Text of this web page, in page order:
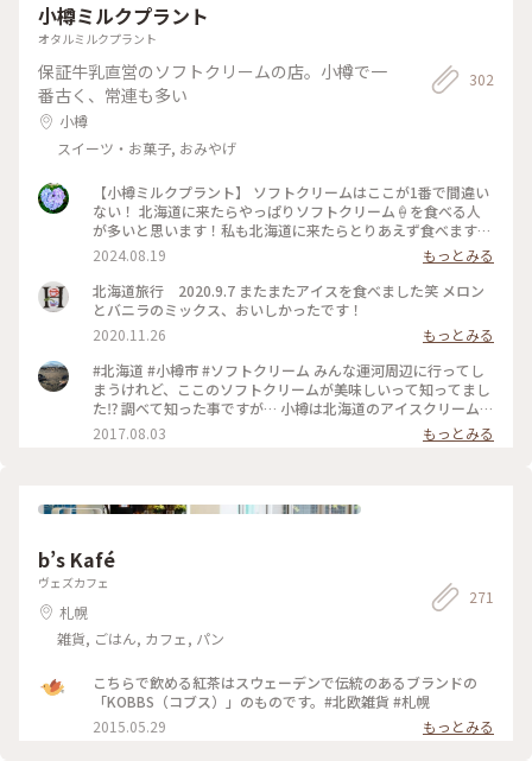
小樽ミルクプラント
オタルミルクプラント
保証牛乳直営のソフトクリームの店。小樽で一
番古く、常連も多い
小樽
スイーツ・お菓子, おみやげ
302
【小樽ミルクプラント】 ソフトクリームはここが1番で間違い
ない！ 北海道に来たらやっぱりソフトクリーム🍦を食べる人
が多いと思います！私も北海道に来たらとりあえず食べます
（笑） いろんなお店があって、運河沿いの堺町にはいろんな種
類のソフトクリーム🍦がありますが・・・！駅からは少し離れ
ているけれど！ここで食べてみてほしいです🙌 小樽ミルクプ
ラントは夏限定のソフトクリーム専門店！小樽市民は昔からこ
こでソフトクリームを食べるそう。舌のこえた小樽市民が言う
間違いなく美味しいソフトクリーム🍦ぜひ食べてほしい！！
私はやっぱり王道北海道ミルク味！他のお店よりレギュラーで
もちょっと背丈のあるソフトクリーム🍦コーンの中までしっか
り詰まってます！ソフトクリームの美味しさはもう「他のお店
のより美味しい」としか表せませんが、とりあえず美味しい笑
種類はものすごくたくさんあり、 【サイズ】 ・レギュラー ・
ョコマーブル ・ストロベリー ・ストロベリーマーブル ・巨峰
・夕張メロンと北海道ミルク そしてレインボーソフト🌈もあ
ります笑 よくレインボーでジャンボサイズを注文している外
国人を目撃します笑 迷った人は夕張メロンと北海道ミルクを
おすすめします♡北海道でしか食べられないマーブルです✨️ お
店の中には席もあるので座って食べられます。 駐車場も裏にあ
るので車を停めることもできますが、混んでるときは店の前ま
店のスタッフの手際がいいので並びません笑ソフトクリーム作
るの、超早いです笑さすが専門店！ なので、会計してる間に
出来上がるので、回転が早い！ 営業は4月から11月までです。
2024.08.19
もっとみる
北海道旅行 2020.9.7 またまたアイスを食べました笑 メロン
とバニラのミックス、おいしかったです！
2020.11.26
もっとみる
#北海道 #小樽市 #ソフトクリーム みんな運河周辺に行ってし
まうけれど、ここのソフトクリームが美味しいって知ってまし
た⁉️ 調べて知った事ですが… 小樽は北海道のアイスクリーム発
祥の地らしいのですが、歴史的建造物にも指定されている店舗
らしいですよ♪ 小樽は坂の街ですから、ここに行くなら車で
2017.08.03 もっとみる
b’s Kafé
ヴェズカフェ
札幌
雑貨, ごはん, カフェ, パン
271
こちらで飲める紅茶はスウェーデンで伝統のあるブランドの
「KOBBS（コブス）」のものです。#北欧雑貨 #札幌
2015.05.29
もっとみる